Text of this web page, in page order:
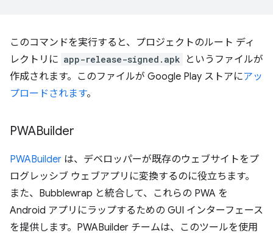
このコマンドを実行すると、プロジェクトのルート ディ
レクトリに app-release-signed.apk
というファイルが
作成されます。このファイルが Google Play ストアにアッ
プロードされます。
PWABuilder
PWABuilder は、デベロッパーが既存のウェブサイトをプ
ログレッシブ ウェブアプリに変換するのに役立ちます。
また、Bubblewrap と統合して、これらの PWA を
Android アプリにラップするための GUI インターフェース
を提供します。PWABuilder チームは、このツールを使用